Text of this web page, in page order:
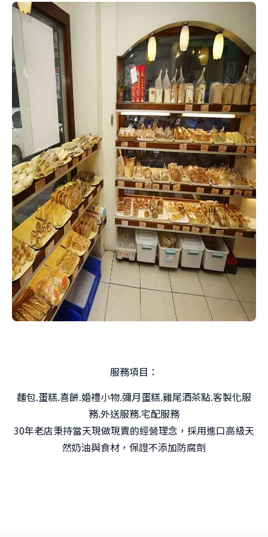
服務項目：
麵包.蛋糕.喜餅.婚禮小物.彌月蛋糕.雞尾酒茶點.客製化服
務.外送服務.宅配服務
30年老店秉持當天現做現賣的經營理念，採用進口高級天
然奶油與食材，保證不添加防腐劑